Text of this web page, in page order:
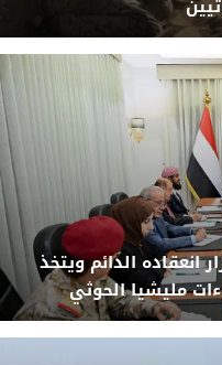
الدائم ويتخذ
مليشيا الحوثي